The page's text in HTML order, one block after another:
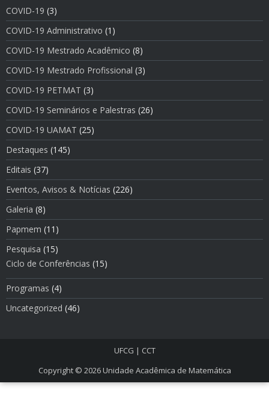
COVID-19 (3)
COVID-19 Administrativo (1)
COVID-19 Mestrado Acadêmico (8)
COVID-19 Mestrado Profissional (3)
COVID-19 PETMAT (3)
COVID-19 Seminários e Palestras (26)
COVID-19 UAMAT (25)
Destaques (145)
Editais (37)
Eventos, Avisos & Notí­cias (226)
Galeria (8)
Papmem (11)
Pesquisa (15)
Ciclo de Conferências (15)
Programas (4)
Uncategorized (46)
UFCG | CCT
Copyright © 2026Unidade Acadêmica de Matemática